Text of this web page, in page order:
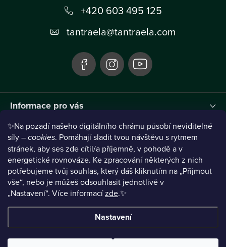
✨Na pozadí našeho digitálního chrámu působí neviditelné
síly –cookies. Pomáhají sladit tvou návštěvu s rytmem
stránek, aby ses zde cítil/a příjemně, v pohodě a v
energetické rovnováze. Ke zpracování některých z nich
potřebujeme tvůj souhlas, který dáš kliknutím na „Přijmout
vše“, nebo je můžeš odsouhlasit jednotlivě v
„Nastavení“. Více informacízde.✨
Nastavení
+420 603 495 125
tantraela@tantraela.com
Informace pro vás
Instagram
nastavení cookies